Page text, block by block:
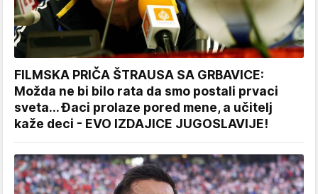
FILMSKA PRIČA ŠTRAUSA SA GRBAVICE:
Možda ne bi bilo rata da smo postali prvaci
sveta... Đaci prolaze pored mene, a učitelj
kaže deci - EVO IZDAJICE JUGOSLAVIJE!